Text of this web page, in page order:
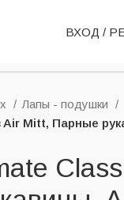
ВХОД /
Лапы - подушки
Mitt, Парные